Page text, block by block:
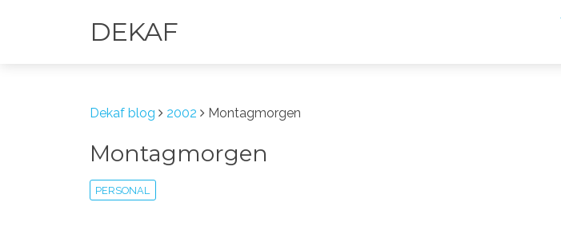
DEKAF
Dekaf blog 2002 Montagmorgen
Montagmorgen
PERSONAL